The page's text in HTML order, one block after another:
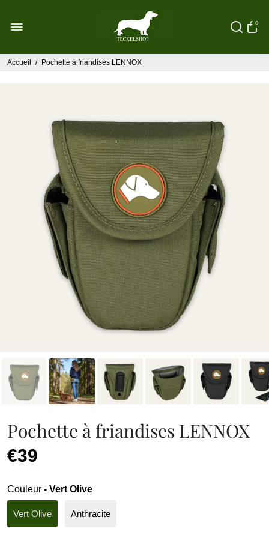
0
Accueil / Pochette à friandises LENNOX
Pochette à friandises LENNOX
€39
Couleur - Vert Olive
Vert Olive Anthracite